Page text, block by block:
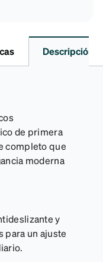
Descripción
de primera
completo que
moderna
y
para un ajuste